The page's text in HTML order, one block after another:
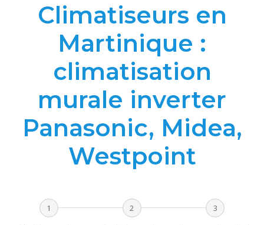
Climatiseurs en
Martinique :
climatisation
murale inverter
Panasonic, Midea,
Westpoint
1 2 3